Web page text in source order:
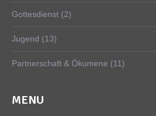
Gottesdienst (2)
Jugend (13)
Partnerschaft & Ökumene (11)
MENU